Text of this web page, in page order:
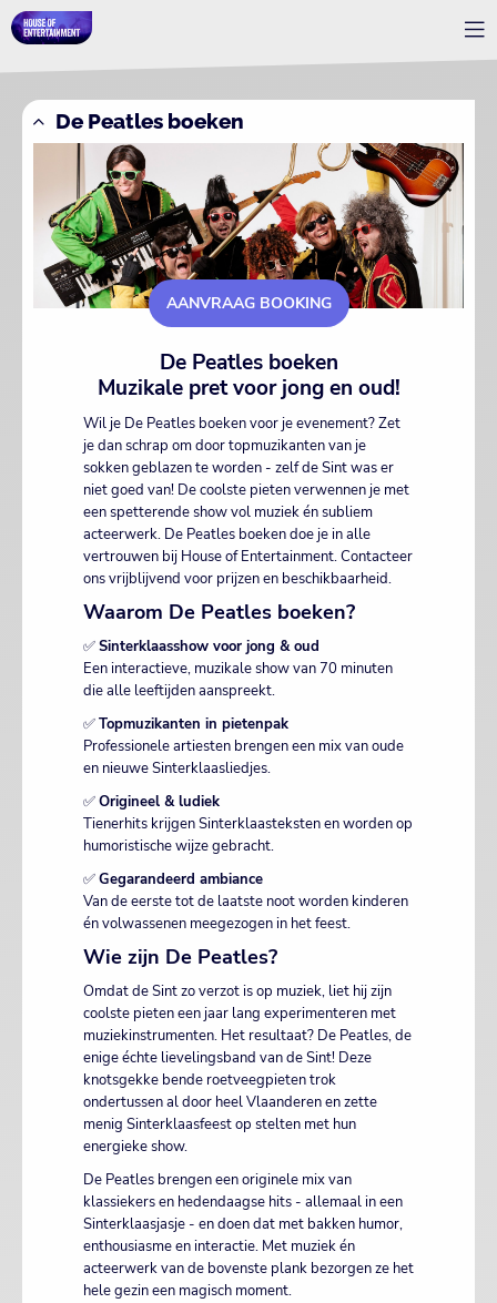
De Peatles boeken
AANVRAAG BOOKING
De Peatles boeken
Muzikale pret voor jong en oud!
Wil je De Peatles boeken voor je evenement? Zet
je dan schrap om door topmuzikanten van je
sokken geblazen te worden - zelf de Sint was er
niet goed van! De coolste pieten verwennen je met
een spetterende show vol muziek én subliem
acteerwerk. De Peatles boeken doe je in alle
vertrouwen bij House of Entertainment. Contacteer
ons vrijblijvend voor prijzen en beschikbaarheid.
Waarom De Peatles boeken?
✅Sinterklaasshow voor jong & oud
Een interactieve, muzikale show van 70 minuten
die alle leeftijden aanspreekt.
✅Topmuzikanten in pietenpak
Professionele artiesten brengen een mix van oude
en nieuwe Sinterklaasliedjes.
✅Origineel & ludiek
Tienerhits krijgen Sinterklaasteksten en worden op
humoristische wijze gebracht.
✅Gegarandeerd ambiance
Van de eerste tot de laatste noot worden kinderen
én volwassenen meegezogen in het feest.
Wie zijn De Peatles?
Omdat de Sint zo verzot is op muziek, liet hij zijn
coolste pieten een jaar lang experimenteren met
muziekinstrumenten. Het resultaat? De Peatles, de
enige échte lievelingsband van de Sint! Deze
knotsgekke bende roetveegpieten trok
ondertussen al door heel Vlaanderen en zette
menig Sinterklaasfeest op stelten met hun
energieke show.
De Peatles brengen een originele mix van
klassiekers en hedendaagse hits - allemaal in een
Sinterklaasjasje - en doen dat met bakken humor,
enthousiasme en interactie. Met muziek én
acteerwerk van de bovenste plank bezorgen ze het
hele gezin een magisch moment.